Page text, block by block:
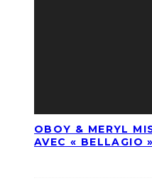
OBOY & MERYL
AVEC « BELLAGIO »